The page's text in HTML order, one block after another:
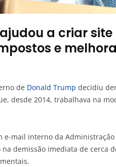
a criar
e
de Donald Trump decidiu
desde 2014, trabalhava na
mail interno da Administração
na demissão imediata de cerca